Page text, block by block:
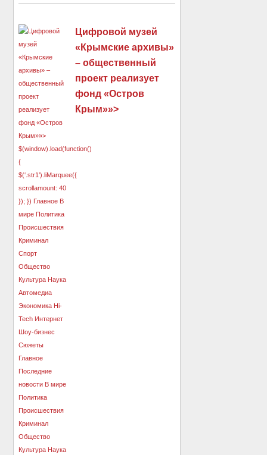
Цифровой музей
«Крымские архивы»
– общественный
проект реализует
фонд «Остров
Крым»»>